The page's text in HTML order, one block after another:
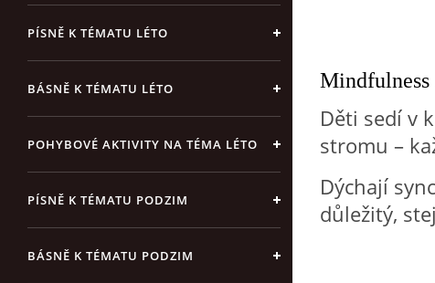
PÍSNĚ K TÉMATU LÉTO
BÁSNĚ K TÉMATU LÉTO
POHYBOVÉ AKTIVITY NA TÉMA LÉTO
PÍSNĚ K TÉMATU PODZIM
BÁSNĚ K TÉMATU PODZIM
Děti sedí v
stromu –
Dýchají
důležitý,